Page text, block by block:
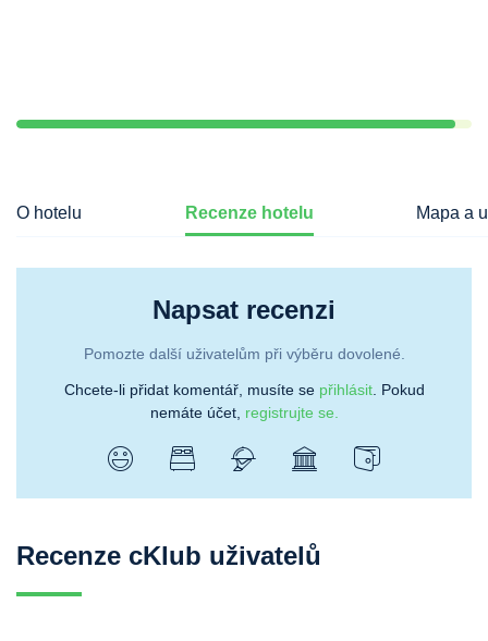
O hotelu Recenze hotelu Mapa a
Napsat recenzi
Pomozte další uživatelům při výběru dovolené.
Chcete-li přidat komentář, musíte se přihlásit. Pokud
nemáte účet, registrujte se.
Recenze cKlub uživatelů